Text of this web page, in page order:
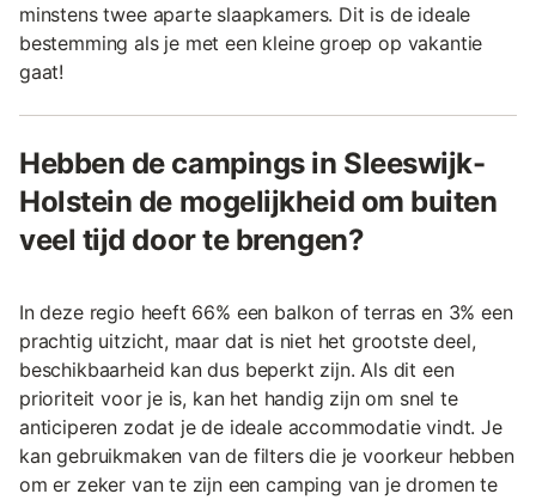
minstens twee aparte slaapkamers. Dit is de ideale
bestemming als je met een kleine groep op vakantie
gaat!
Hebben de campings in Sleeswijk-
Holstein de mogelijkheid om buiten
veel tijd door te brengen?
In deze regio heeft 66% een balkon of terras en 3% een
prachtig uitzicht, maar dat is niet het grootste deel,
beschikbaarheid kan dus beperkt zijn. Als dit een
prioriteit voor je is, kan het handig zijn om snel te
anticiperen zodat je de ideale accommodatie vindt. Je
kan gebruikmaken van de filters die je voorkeur hebben
om er zeker van te zijn een camping van je dromen te